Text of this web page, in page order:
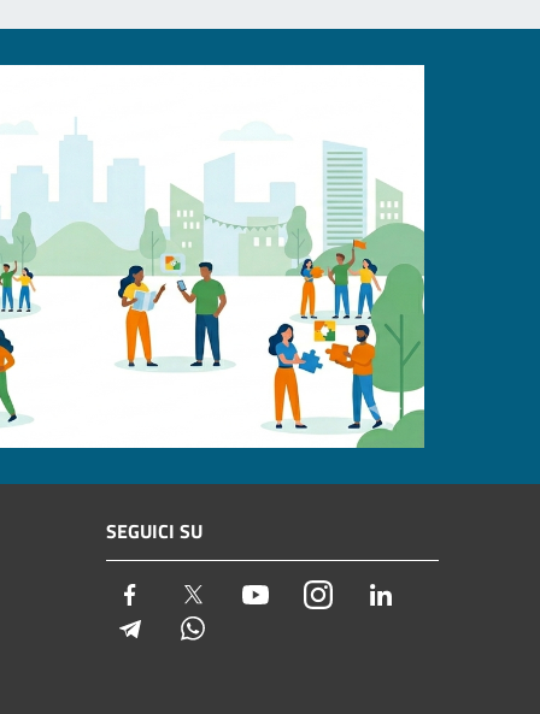
SEGUICI SU
Facebook Twitter YoutubeInstagram
Telegram